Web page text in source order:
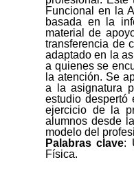
Funcional en la
basada en la
material de
transferencia de
adaptado en la
a quienes se
la atención. Se
a la asignatura
estudio despertó
ejercicio de la
alumnos desde
modelo del
Palabras clave:
Física.